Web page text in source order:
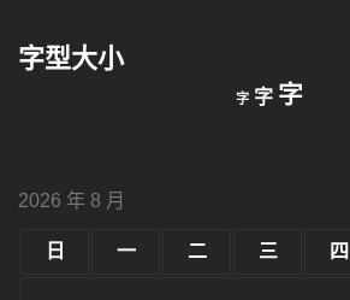
字:
字型大小
字 小
字重
小。
字放
2026 年 8 月
日 一 二 三 四